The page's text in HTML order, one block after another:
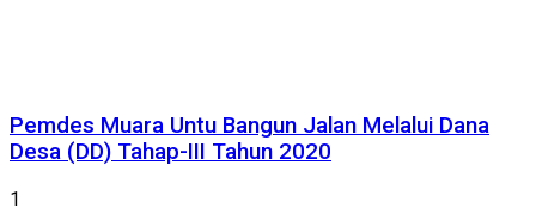
Pemdes Muara Untu Bangun Jalan Melalui Dana
Desa (DD) Tahap-III Tahun 2020
1